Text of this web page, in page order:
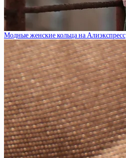
Модные женские кольца на Алиэкспресс